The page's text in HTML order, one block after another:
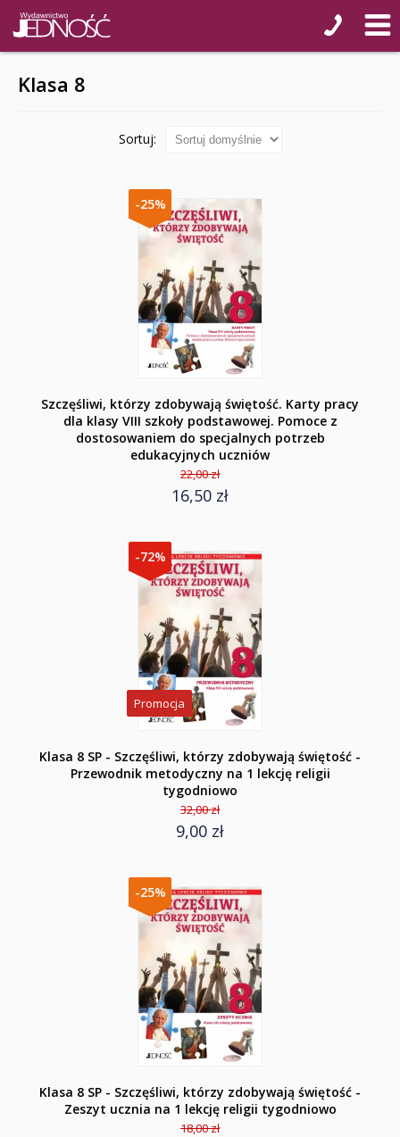
Klasa 8
Sortuj:
-25%
Szczęśliwi, którzy zdobywają świętość. Karty pracy
dla klasy VIII szkoły podstawowej. Pomoce z
dostosowaniem do specjalnych potrzeb
edukacyjnych uczniów
22,00 zł
16,50 zł
-72%
Promocja
Klasa 8 SP - Szczęśliwi, którzy zdobywają świętość -
Przewodnik metodyczny na 1 lekcję religii
tygodniowo
32,00 zł
9,00 zł
-25%
Klasa 8 SP - Szczęśliwi, którzy zdobywają świętość -
Zeszyt ucznia na 1 lekcję religii tygodniowo
18,00 zł